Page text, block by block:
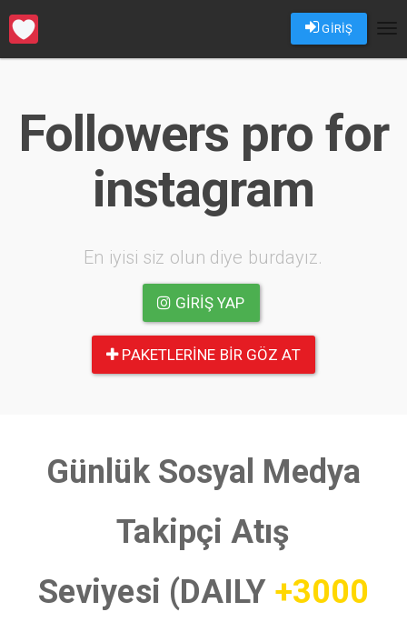
GİRİŞ
Followers pro for
instagram
En iyisi siz olun diye burdayız.
GIRIŞ YAP
PAKETLERINE BIR GÖZ AT
Günlük Sosyal Medya
Takipçi Atış
Seviyesi (DAILY +3000